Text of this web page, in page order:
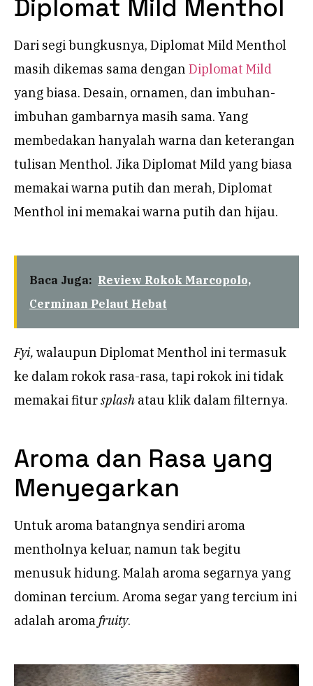
Diplomat Mild Menthol
Dari segi bungkusnya, Diplomat Mild Menthol
masih dikemas sama dengan Diplomat Mild
yang biasa. Desain, ornamen, dan imbuhan-
imbuhan gambarnya masih sama. Yang
membedakan hanyalah warna dan keterangan
tulisan Menthol. Jika Diplomat Mild yang biasa
memakai warna putih dan merah, Diplomat
Menthol ini memakai warna putih dan hijau.
Baca Juga: Review Rokok Marcopolo,
Cerminan Pelaut Hebat
Fyi, walaupun Diplomat Menthol ini termasuk
ke dalam rokok rasa-rasa, tapi rokok ini tidak
memakai fitursplash atau klik dalam filternya.
Aroma dan Rasa yang
Menyegarkan
Untuk aroma batangnya sendiri aroma
mentholnya keluar, namun tak begitu
menusuk hidung. Malah aroma segarnya yang
dominan tercium. Aroma segar yang tercium ini
adalah aroma fruity.